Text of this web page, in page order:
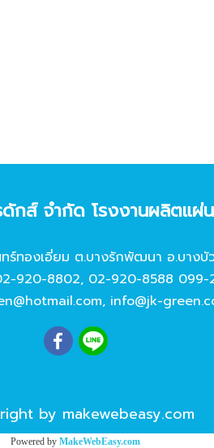
ดักส์ จํากัด โรงงานผลิตแผ่
ทองเอี่ยม ต.บางรักพัฒนา อ.บางบัว
920-8802, 02-920-8588 099-
, info@jk-
by makewebeasy.com
Powered by MakeWebEasy.com